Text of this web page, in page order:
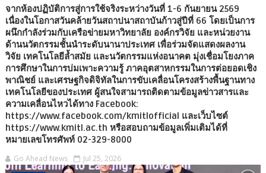
จากห้องปฏิบัติการสู่การใช้จริงระหว่างวันที่ 1-6 กันยายน 2569
เนื่องในโอกาสวันคล้ายวันสถาปนาสถาบันก้าวสู่ปีที่ 66 โดยเป็นการ
ผนึกกำลังร่วมกับเครือข่ายมหาวิทยาลัย องค์กรวิจัย และหน่วยงาน
ด้านนวัตกรรมชั้นนำระดับนานาประเทศ เพื่อร่วมจัดแสดงผลงาน
วิจัย เทคโนโลยีล้ำสมัย และนวัตกรรมแห่งอนาคต มุ่งเชื่อมโยงภาค
การศึกษาในการบ่มเพาะความรู้ ภาคอุตสาหกรรมในการต่อยอดเชิง
พาณิชย์ และเศรษฐกิจดิจิทัลในการขับเคลื่อนโครงสร้างพื้นฐานทาง
เทคโนโลยีของประเทศ ผู้สนใจสามารถติดตามข้อมูลข่าวสารและ
ความเคลื่อนไหวได้ทาง Facebook:
https://www.facebook.com/kmitlofficial และเว็บไซต์
https://www.kmitl.ac.th หรือสอบถามข้อมูลเพิ่มเติมได้ที่
หมายเลขโทรศัพท์ 02-329-8000
Go Ahead News Jul 25, 2026